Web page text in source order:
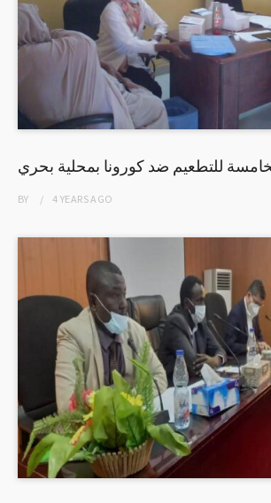
للتطعيم ضد كورونا بمحلية بحري
BY 4 YEARSAGO